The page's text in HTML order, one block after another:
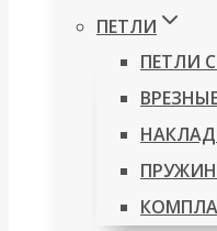
ПЕТЛИ
ПЕТЛИ